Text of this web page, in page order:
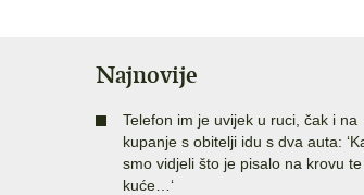
Najnovije
Telefon im je uvijek u ruci, čak i na
kupanje s obitelji idu s dva auta:
smo vidjeli što je pisalo na krovu te
kuće…‘